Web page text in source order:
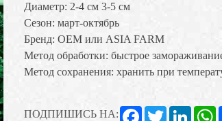
Диаметр: 2-4 см 3-5 см
Сезон: март-октябрь
Бренд: OEM или ASIA FARM
Метод обработки: быстрое
Метод сохранения: хранить при
ПОДПИШИСЬ НА: FacebookTwitter